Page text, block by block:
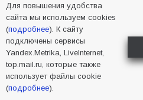
Для повышения удобства
сайта мы используем cookies
(подробнее). К сайту
подключены сервисы
Yandex.Metrika, LiveInternet,
top.mail.ru, которые также
использует файлы cookie
(подробнее).